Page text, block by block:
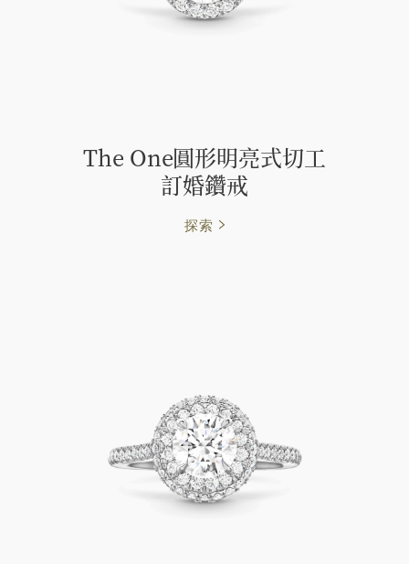
The One圓形明亮式切工
訂⁠婚⁠鑽⁠戒
探索